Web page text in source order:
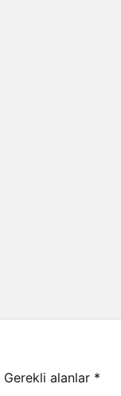
Gerekli alanlar *